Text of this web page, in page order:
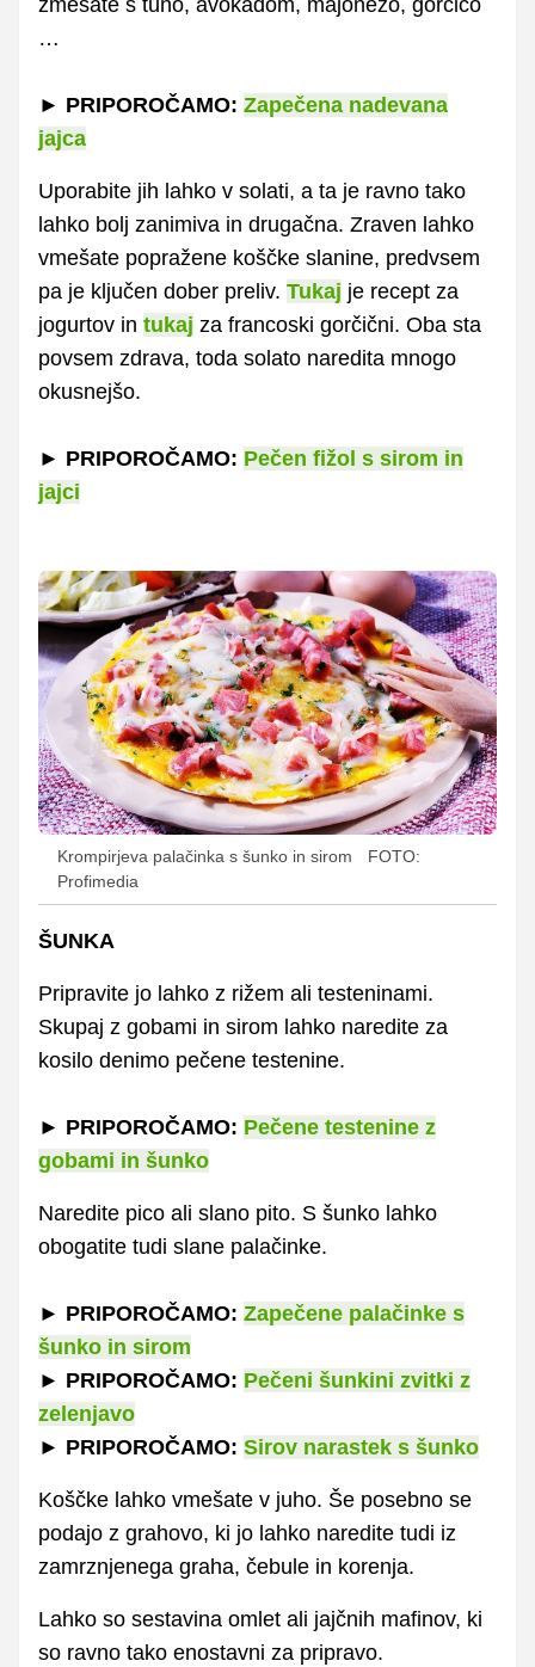
zmešate s tuno, avokadom, majonezo, gorčico
…
► PRIPOROČAMO: Zapečena nadevana
jajca
Uporabite jih lahko v solati, a ta je ravno tako
lahko bolj zanimiva in drugačna. Zraven lahko
vmešate popražene koščke slanine, predvsem
pa je ključen dober preliv. Tukaj je recept za
jogurtov in tukaj za francoski gorčični. Oba sta
povsem zdrava, toda solato naredita mnogo
okusnejšo.
► PRIPOROČAMO: Pečen fižol s sirom in
jajci
Krompirjeva palačinka s šunko in sirom
FOTO:
Profimedia
ŠUNKA
Pripravite jo lahko z rižem ali testeninami.
Skupaj z gobami in sirom lahko naredite za
kosilo denimo pečene testenine.
► PRIPOROČAMO: Pečene testenine z
gobami in šunko
Naredite pico ali slano pito. S šunko lahko
obogatite tudi slane palačinke.
► PRIPOROČAMO: Zapečene palačinke s
šunko in sirom
► PRIPOROČAMO: Pečeni šunkini zvitki z
zelenjavo
► PRIPOROČAMO: Sirov narastek s šunko
Koščke lahko vmešate v juho. Še posebno se
podajo z grahovo, ki jo lahko naredite tudi iz
zamrznjenega graha, čebule in korenja.
Lahko so sestavina omlet ali jajčnih mafinov, ki
so ravno tako enostavni za pripravo.